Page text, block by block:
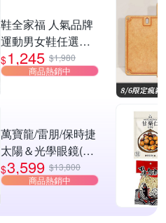
鞋全家福 人氣品牌
運動男女鞋任選均
一價
$1,245 $1,980
商品熱銷中
萬寶龍/雷朋/保時捷
太陽＆光學眼鏡(共
多款)出清
$3,599 $13,800
商品熱銷中